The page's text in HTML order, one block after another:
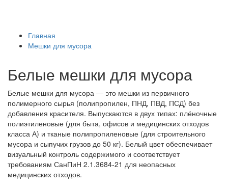
Главная
Мешки для мусора
Белые мешки для мусора
Белые мешки для мусора — это мешки из первичного
полимерного сырья (полипропилен, ПНД, ПВД, ПСД) без
добавления красителя. Выпускаются в двух типах: плёночные
полиэтиленовые (для быта, офисов и медицинских отходов
класса А) и тканые полипропиленовые (для строительного
мусора и сыпучих грузов до 50 кг). Белый цвет обеспечивает
визуальный контроль содержимого и соответствует
требованиям СанПиН 2.1.3684-21 для неопасных
медицинских отходов.